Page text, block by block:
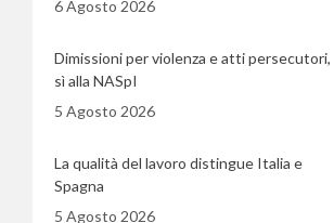
6 Agosto 2026
Dimissioni per violenza e atti persecutori,
sì alla NASpI
5 Agosto 2026
La qualità del lavoro distingue Italia e
Spagna
5 Agosto 2026